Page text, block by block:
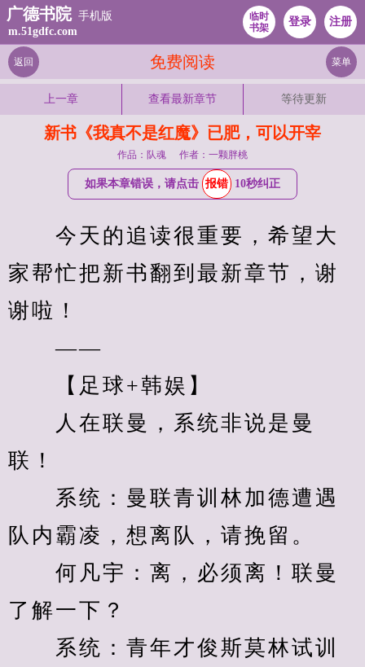
广德书院 手机版
m.51gdfc.com
临时
书架
登录 注册
免费阅读
返回 菜单
上一章 查看最新章节 等待更新
新书《我真不是红魔》已肥，可以开宰
作品：队魂 作者：一颗胖桃
如果本章错误，请点击 报错 10秒纠正
今天的追读很重要，希望大
家帮忙把新书翻到最新章节，谢
谢啦！
——
【足球+韩娱】
人在联曼，系统非说是曼
联！
系统：曼联青训林加德遭遇
队内霸凌，想离队，请挽留。
何凡宇：离，必须离！联曼
了解一下？
系统：青年才俊斯莫林试训